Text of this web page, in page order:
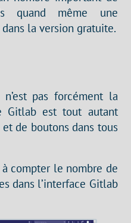
quand même une
la version gratuite.
pas forcément la
Gitlab est tout autant
de boutons dans tous
compter le nombre de
dans l’interface Gitlab